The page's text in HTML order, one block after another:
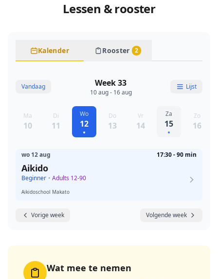
Lessen & rooster
Kalender Rooster 2
Vandaag Week 33
10 aug - 16 aug
Lijst
Ma
10
Di
11
Wo
12
Do
13
Vr
14
Za
15
Zo
16
wo 12 aug 17:30 - 90 min
Aikido
Beginner • Adults 12-90
Aikidoschool Makato
Vorige week Volgende week
Wat mee te nemen